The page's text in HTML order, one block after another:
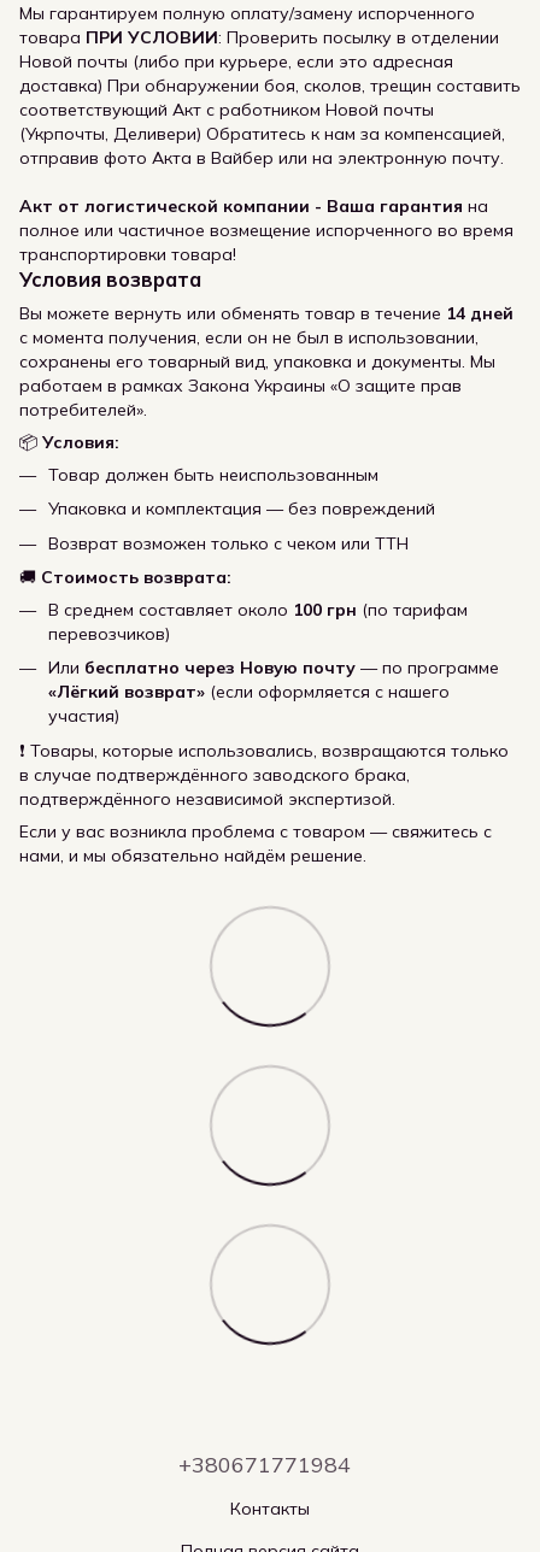
Мы гарантируем полную оплату/замену испорченного
товара ПРИ УСЛОВИИ: Проверить посылку в отделении
Новой почты (либо при курьере, если это адресная
доставка) При обнаружении боя, сколов, трещин составить
соответствующий Акт с работником Новой почты
(Укрпочты, Деливери) Обратитесь к нам за компенсацией,
отправив фото Акта в Вайбер или на электронную почту.
Акт от логистической компании - Ваша гарантия на
полное или частичное возмещение испорченного во время
транспортировки товара!
Условия возврата
Вы можете вернуть или обменять товар в течение 14 дней
с момента получения, если он не был в использовании,
сохранены его товарный вид, упаковка и документы. Мы
работаем в рамках Закона Украины «О защите прав
потребителей».
📦 Условия:
Товар должен быть неиспользованным
Упаковка и комплектация — без повреждений
Возврат возможен только с чеком или ТТН
🚚 Стоимость возврата:
В среднем составляет около 100 грн (по тарифам
перевозчиков)
Или бесплатно через Новую почту — по программе
«Лёгкий возврат» (если оформляется с нашего
участия)
❗ Товары, которые использовались, возвращаются только
в случае подтверждённого заводского брака,
подтверждённого независимой экспертизой.
Если у вас возникла проблема с товаром — свяжитесь с
нами, и мы обязательно найдём решение.
+380671771984
Контакты